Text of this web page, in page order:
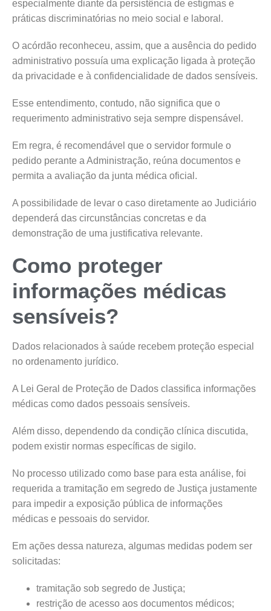
especialmente diante da persistência de estigmas e
práticas discriminatórias no meio social e laboral.
O acórdão reconheceu, assim, que a ausência do pedido
administrativo possuía uma explicação ligada à proteção
da privacidade e à confidencialidade de dados sensíveis.
Esse entendimento, contudo, não significa que o
requerimento administrativo seja sempre dispensável.
Em regra, é recomendável que o servidor formule o
pedido perante a Administração, reúna documentos e
permita a avaliação da junta médica oficial.
A possibilidade de levar o caso diretamente ao Judiciário
dependerá das circunstâncias concretas e da
demonstração de uma justificativa relevante.
Como proteger
informações médicas
sensíveis?
Dados relacionados à saúde recebem proteção especial
no ordenamento jurídico.
A Lei Geral de Proteção de Dados classifica informações
médicas como dados pessoais sensíveis.
Além disso, dependendo da condição clínica discutida,
podem existir normas específicas de sigilo.
No processo utilizado como base para esta análise, foi
requerida a tramitação em segredo de Justiça justamente
para impedir a exposição pública de informações
médicas e pessoais do servidor.
Em ações dessa natureza, algumas medidas podem ser
solicitadas:
tramitação sob segredo de Justiça;
restrição de acesso aos documentos médicos;